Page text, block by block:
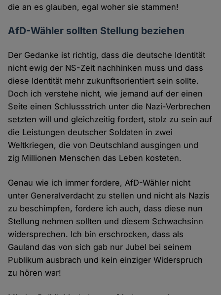
die an es glauben, egal woher sie stammen!
AfD-Wähler sollten Stellung beziehen
Der Gedanke ist richtig, dass die deutsche Identität
nicht ewig der NS-Zeit nachhinken muss und dass
diese Identität mehr zukunftsorientiert sein sollte.
Doch ich verstehe nicht, wie jemand auf der einen
Seite einen Schlussstrich unter die Nazi-Verbrechen
setzten will und gleichzeitig fordert, stolz zu sein auf
die Leistungen deutscher Soldaten in zwei
Weltkriegen, die von Deutschland ausgingen und
zig Millionen Menschen das Leben kosteten.
Genau wie ich immer fordere, AfD-Wähler nicht
unter Generalverdacht zu stellen und nicht als Nazis
zu beschimpfen, fordere ich auch, dass diese nun
Stellung nehmen sollten und diesem Schwachsinn
widersprechen. Ich bin erschrocken, dass als
Gauland das von sich gab nur Jubel bei seinem
Publikum ausbrach und kein einziger Widerspruch
zu hören war!